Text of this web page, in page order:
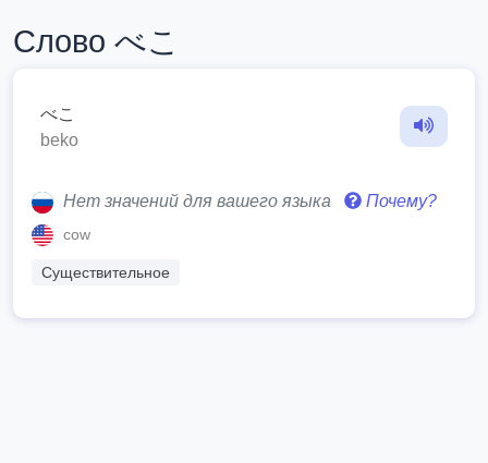
Слово べこ
べこ
beko
Нет значений для вашего языка Почему?
cow
Существительное